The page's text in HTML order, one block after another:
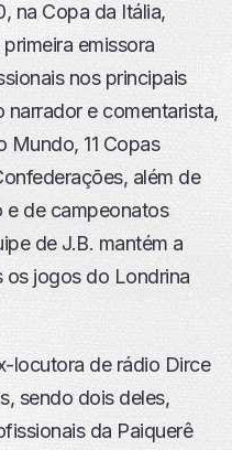
na Copa da Itália,
emissora
nos principais
narrador e comentarista,
Mundo, 11 Copas
além de
e de campeonatos
de J.B. mantém a
os jogos do Londrina
locutora de rádio Dirce
sendo dois deles,
da Paiquerê